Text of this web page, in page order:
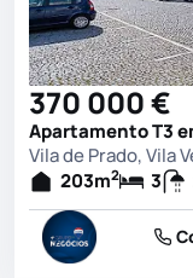
370 000 €
Apartamento T3
Vila de Prado, Vila
203m2 3